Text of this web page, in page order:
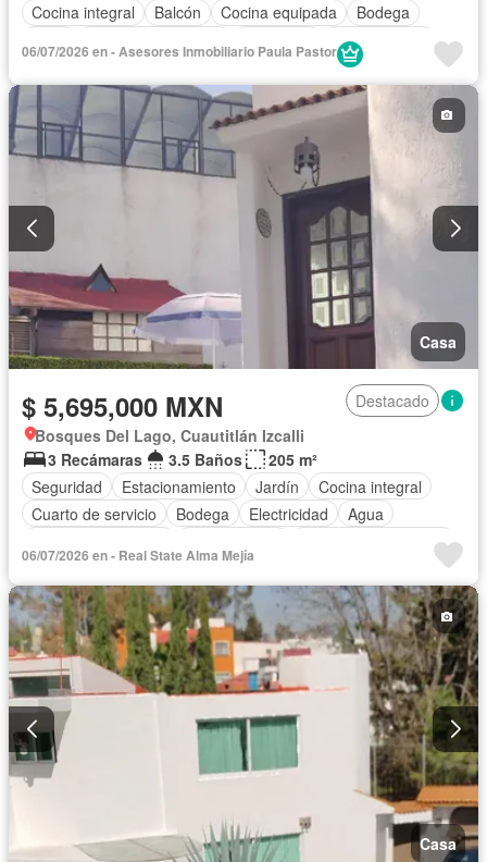
Cocina integral
Balcón Cocina equipada
Bodega
Zonas verdes
Sin amueblar
06/07/2026 en - Asesores Inmobiliario Paula Pastor
Casa
$ 5,695,000 MXN
Destacado
Bosques Del Lago, Cuautitlán Izcalli
3 Recámaras
3.5 Baños
205 m²
Seguridad
Estacionamiento Jardín
Cocina integral
Cuarto de servicio
Bodega Electricidad
Agua
Recámara con closet
Caseta de vigilancia
06/07/2026 en - Real State Alma Mejía
Casa